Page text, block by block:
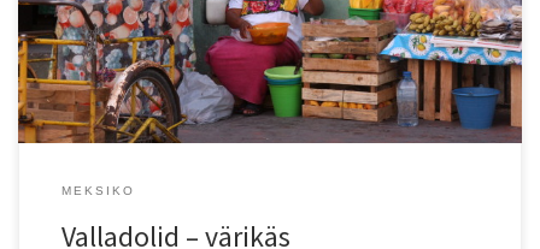
kutsuttiin löytämässäni lehtiartikkelissa Mini-Meridaksi, innostuinkin
valitsemaan sen.
MEKSIKO
Valladolid – värikäs